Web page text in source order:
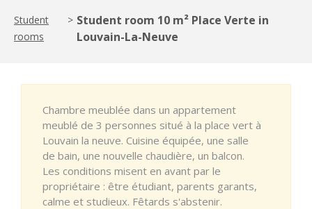
Student
rooms
> Student room 10 m² Place Verte in
Louvain-La-Neuve
Chambre meublée dans un appartement
meublé de 3 personnes situé à la place vert à
Louvain la neuve. Cuisine équipée, une salle
de bain, une nouvelle chaudière, un balcon.
Les conditions misent en avant par le
propriétaire : être étudiant, parents garants,
calme et studieux. Fêtards s'abstenir.